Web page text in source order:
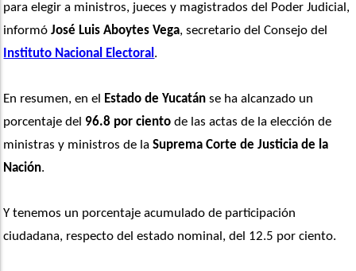
para elegir a ministros, jueces y magistrados del Poder Judicial,
informó José Luis Aboytes Vega
Instituto Nacional Electoral .
En resumen, en el Estado de Yucatán se ha alcanzado un
porcentaje del 96.8 por ciento de las actas de la elección de
ministras y ministros de la Suprema Corte de Justicia de la
Nación.
Y tenemos un porcentaje acumulado de participación
ciudadana, respecto del estado nominal, del 12.5 por ciento.